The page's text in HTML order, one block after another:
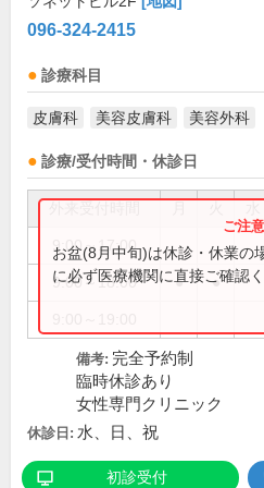
096-324-2415
診療科目
皮膚科 美容皮膚科 美容外科
診療/受付時間・休診日
9:00～17:00
9:00～18:00 ● ●
お盆(8月中旬)は休診・休業の
に必ず医療機関に直接ご確認く
備考: 完全予約制
臨時休診あり
女性専門クリニック
休診日: 水、日、祝
初診受付